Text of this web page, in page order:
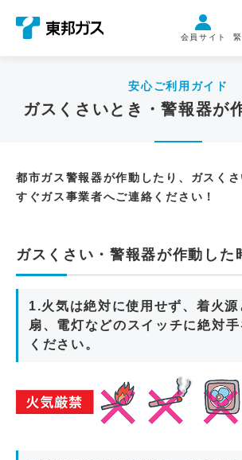
会員サイト
安心ご利用ガイド
ガスくさいとき・警報器が
都市ガス警報器が作動したり、ガスく
すぐガス事業者へご連絡ください！
ガスくさい・警報器が作動した
1.火気は絶対に使用せず、着火源
扇、電灯などのスイッチに絶対
ください。